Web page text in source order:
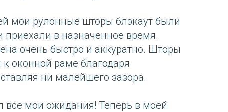
мои рулонные шторы блэкаут были
приехали в назначенное время.
очень быстро и аккуратно. Шторы
оконной раме благодаря
ни малейшего зазора.
все мои ожидания! Теперь в моей